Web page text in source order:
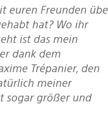
hat? Wo ihr
ist das mein
dank dem
Trépanier, den
meiner
sogar größer und